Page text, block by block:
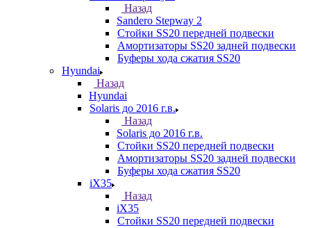
Назад
Sandero Stepway 2
Стойки SS20 передней подвески
Амортизаторы SS20 задней подвески
Буферы хода сжатия SS20
Hyundai
Назад
Hyundai
Solaris до 2016 г.в.
Назад
Solaris до 2016 г.в.
Стойки SS20 передней подвески
Амортизаторы SS20 задней подвески
Буферы хода сжатия SS20
iX35
Назад
iX35
Стойки SS20 передней подвески